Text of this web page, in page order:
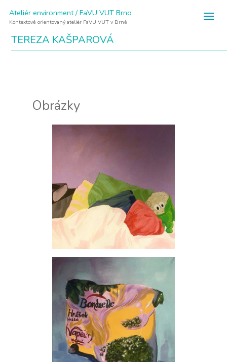
Ateliér environment / FaVU VUT Brno
Kontextově orientovaný ateliér FaVU VUT v Brně
TEREZA KAŠPAROVÁ
Obrázky